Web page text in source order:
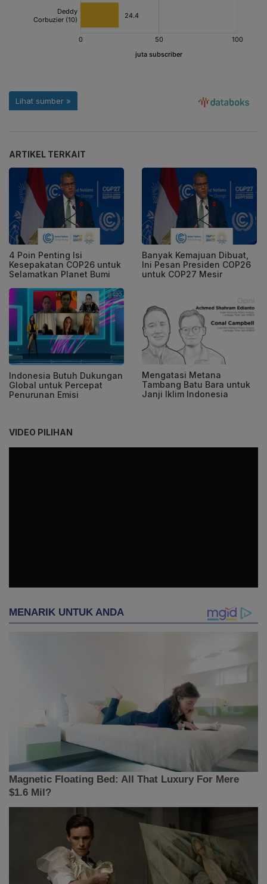
ARTIKEL TERKAIT
4 Poin Penting Isi
Kesepakatan COP26 untuk
Selamatkan Planet Bumi
Banyak Kemajuan Dibuat,
Ini Pesan Presiden COP26
untuk COP27 Mesir
Indonesia Butuh Dukungan
Global untuk Percepat
Penurunan Emisi
Mengatasi Metana
Tambang Batu Bara untuk
Janji Iklim Indonesia
VIDEO PILIHAN